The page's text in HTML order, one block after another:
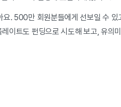
요. 500만 회원분들에게 선보일 수 있
이트도 펀딩으로 시도해 보고, 유의